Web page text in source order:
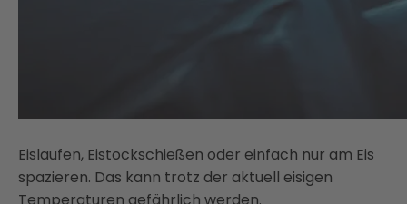
Eislaufen, Eistockschießen oder einfach nur am Eis
spazieren. Das kann trotz der aktuell eisigen